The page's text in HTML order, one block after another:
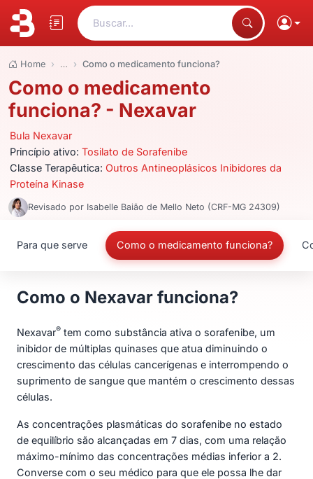
Buscar...
Home … Como o medicamento funciona?
Como o medicamento
funciona? - Nexavar
Bula Nexavar
Princípio ativo:Tosilato de Sorafenibe
Classe Terapêutica:Outros Antineoplásicos Inibidores da
Proteína Kinase
Revisado por Isabelle Baião de Mello Neto (CRF-MG 24309)
Para que serve Como o medicamento funciona?
Como o Nexavar funciona?
Nexavar® tem como substância ativa o sorafenibe, um
inibidor de múltiplas quinases que atua diminuindo o
crescimento das células cancerígenas e interrompendo o
suprimento de sangue que mantém o crescimento dessas
células.
As concentrações plasmáticas do sorafenibe no estado
de equilíbrio são alcançadas em 7 dias, com uma relação
máximo-mínimo das concentrações médias inferior a 2.
Converse com o seu médico para que ele possa lhe dar